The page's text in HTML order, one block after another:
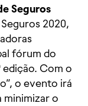
Seguros
2020,
fórum do
edição. Com o
o evento irá
minimizar o